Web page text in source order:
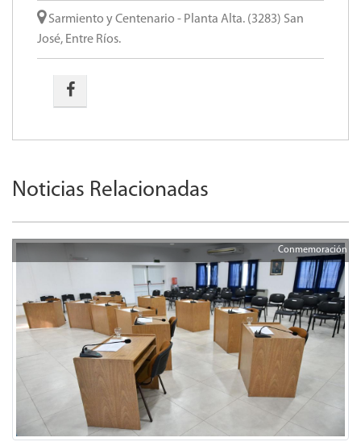
Sarmiento y Centenario - Planta Alta. (3283) San
José, Entre Ríos.
Noticias Relacionadas
Conmemoración